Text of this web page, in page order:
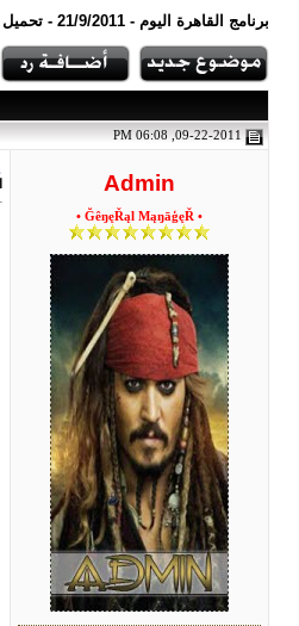
برنامج القاهرة اليوم - 21/9/2011 - تحميل برنامج القاهرة اليوم - القاهرة اليوم 21/9/2011 - عمرو اديب - تحميل برنامج
Admin
• ĞêŋęŘąl MąŋāģęŘ •